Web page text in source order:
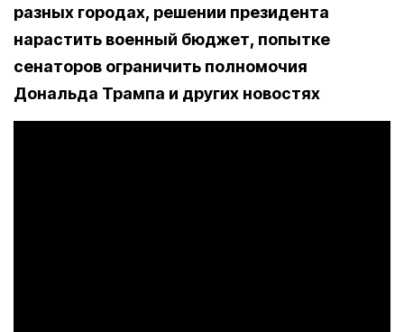
разных городах, решении президента
нарастить военный бюджет, попытке
сенаторов ограничить полномочия
Дональда Трампа и других новостях